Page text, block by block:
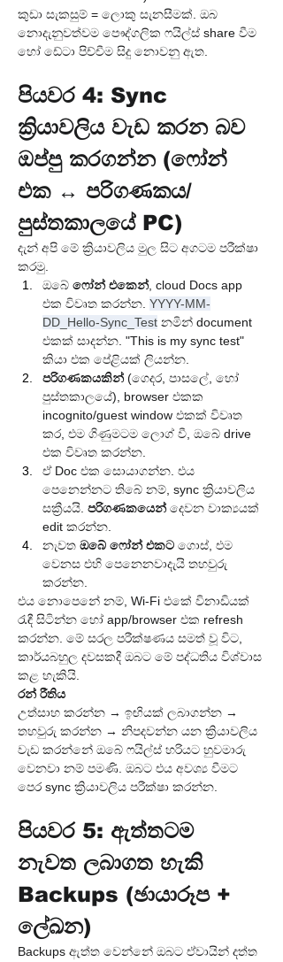
කුඩා සැකසුම් = ලොකු සැනසීමක්. ඔබ
නොදැනුවත්වම පෞද්ගලික ෆයිල්ස් share වීම
හෝ ඩේටා පිච්චීම සිදු නොවනු ඇත.
පියවර 4: Sync
ක්‍රියාවලිය වැඩ කරන බව
ඔප්පු කරගන්න (ෆෝන්
එක ↔ පරිගණකය/
පුස්තකාලයේ PC)
දැන් අපි මේ ක්‍රියාවලිය මුල සිට අගටම පරීක්ෂා
කරමු.
ඔබේ ෆෝන් එකෙන්, cloud Docs app
එක විවෘත කරන්න. YYYY-MM-
DD_Hello-Sync_Test නමින් document
එකක් සාදන්න. "This is my sync test"
කියා එක පේළියක් ලියන්න.
පරිගණකයකින් (ගෙදර, පාසලේ, හෝ
පුස්තකාලයේ), browser එකක
incognito/guest window එකක් විවෘත
කර, එම ගිණුමටම ලොග් වී, ඔබේ drive
එක විවෘත කරන්න.
ඒ Doc එක සොයාගන්න. එය
පෙනෙන්නට තිබේ නම්, sync ක්‍රියාවලිය
සක්‍රීයයි. පරිගණකයෙන් දෙවන වාක්‍යයක්
edit කරන්න.
නැවත ඔබේ ෆෝන් එකට ගොස්, එම
වෙනස එහි පෙනෙනවාදැයි තහවුරු
කරන්න.
එය නොපෙනේ නම්, Wi-Fi එකේ විනාඩියක්
රැඳී සිටින්න හෝ app/browser එක refresh
කරන්න. මේ සරල පරීක්ෂණය සමත් වූ විට,
කාර්යබහුල දවසකදී ඔබට මේ පද්ධතිය විශ්වාස
කළ හැකියි.
රන් රීතිය
උත්සාහ කරන්න → ඉඟියක් ලබාගන්න →
තහවුරු කරන්න → නිපදවන්න යන ක්‍රියාවලිය
වැඩ කරන්නේ ඔබේ ෆයිල්ස් හරියට හුවමාරු
වෙනවා නම් පමණි. ඔබට එය අවශ්‍ය වීමට
පෙර sync ක්‍රියාවලිය පරීක්ෂා කරන්න.
පියවර 5: ඇත්තටම
නැවත ලබාගත හැකි
Backups (ඡායාරූප +
ලේඛන)
Backups ඇත්ත වෙන්නේ ඔබට ඒවායින් දත්ත